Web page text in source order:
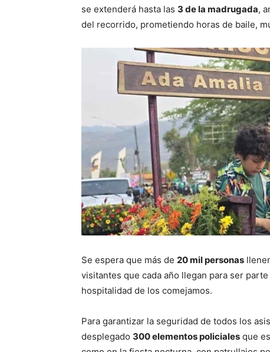
se extenderá hasta las 3 de la madrugada,
del recorrido, prometiendo horas de baile,
Se espera que más de 20 mil personas
visitantes que cada año llegan para ser
hospitalidad de los comejamos.
Para garantizar la seguridad de todos los
desplegado 300 elementos policiales que